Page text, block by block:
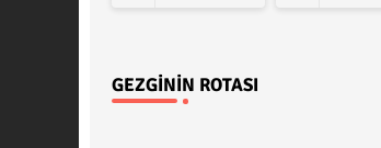
GEZGININ ROTASI